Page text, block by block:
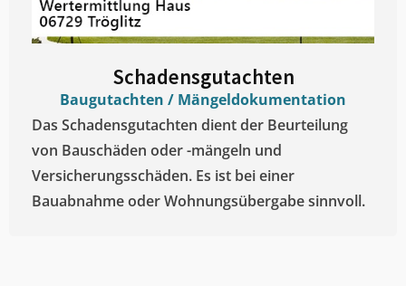
Schadensgutachten
Baugutachten / Mängeldokumentation
Das Schadensgutachten dient der Beurteilung
von Bauschäden oder -mängeln und
Versicherungsschäden. Es ist bei einer
Bauabnahme oder Wohnungsübergabe sinnvoll.